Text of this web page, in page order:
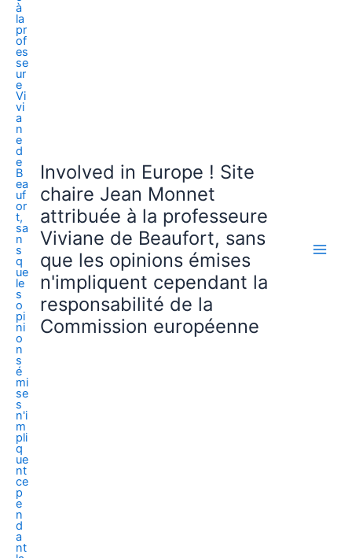
Involved in Europe ! Site
chaire Jean Monnet
attribuée à la professeure
Viviane de Beaufort, sans
que les opinions émises
n'impliquent cependant la
responsabilité de la
Commission européenne